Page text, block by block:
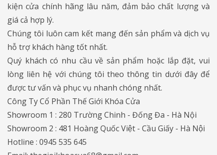
kiện cửa chính hãng lâu năm, đảm bảo chất lượng và
giá cả hợp lý.
Chúng tôi luôn cam kết mang đến sản phẩm và dịch vụ
hỗ trợ khách hàng tốt nhất.
Quý khách có nhu cầu về sản phẩm hoặc lắp đặt, vui
lòng liên hệ với chúng tôi theo thông tin dưới đây để
được tư vấn và phục vụ nhanh chóng nhất.
Công Ty Cổ Phần Thế Giới Khóa Cửa
Showroom 1 : 280 Trường Chinh - Đống Đa - Hà Nội
Showroom 2 : 481 Hoàng Quốc Việt - Cầu Giấy - Hà Nội
Hotline : 0945 535 645